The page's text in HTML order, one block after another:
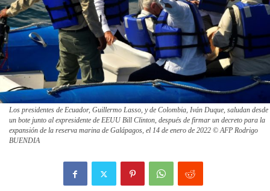
Los presidentes de Ecuador, Guillermo Lasso, y de Colombia, Iván Duque, saludan desde
un bote junto al expresidente de EEUU Bill Clinton, después de firmar un decreto para la
expansión de la reserva marina de Galápagos, el 14 de enero de 2022 © AFP Rodrigo
BUENDIA